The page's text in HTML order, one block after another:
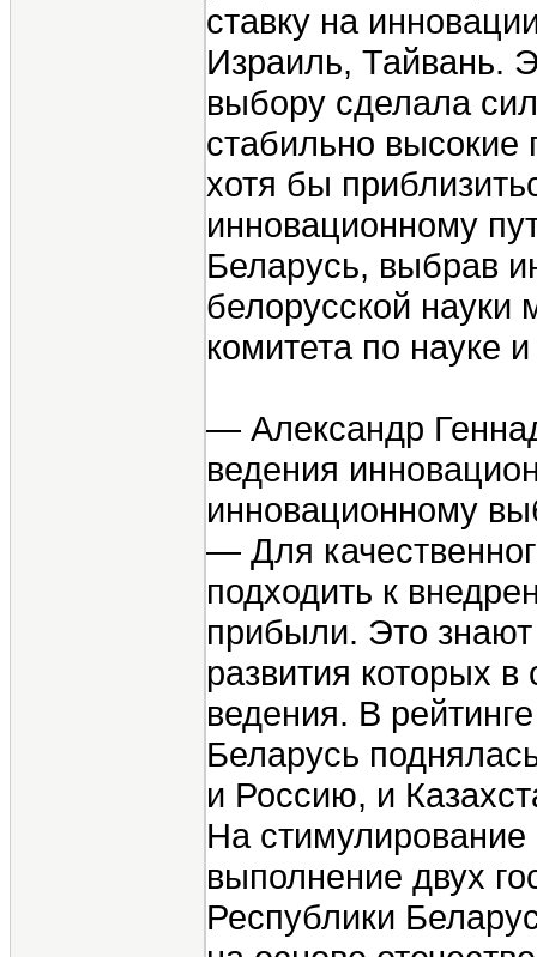
ставку на
Израиль, Тайвань.
выбору сделала
стабильно
хотя бы
инновационному
Беларусь, выбрав
белорусской науки
комитета по науке
— Александр
ведения
инновационному
— Для
подходить к
прибыли. Это
развития которых
ведения. В
Беларусь
и Россию, и
На
выполнение двух
Республики